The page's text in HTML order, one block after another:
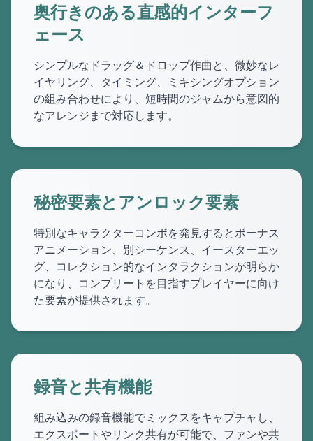
奥行きのある直感的インターフ
ェース
シンプルなドラッグ＆ドロップ作曲と、微妙なレ
イヤリング、タイミング、ミキシングオプション
の組み合わせにより、短時間のジャムから意図的
なアレンジまで対応します。
秘密要素とアンロック要素
特別なキャラクターコンボを発見するとボーナス
アニメーション、別シーケンス、イースターエッ
グ、コレクション的なインタラクションが明らか
になり、コンプリートを目指すプレイヤーに向け
た要素が提供されます。
録音と共有機能
組み込みの録音機能でミックスをキャプチャし、
エクスポートやリンク共有が可能で、ファンや共